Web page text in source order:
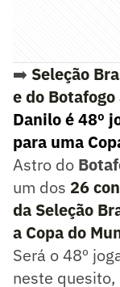
➡️ Seleção
e do
Danilo é 48º
para uma
Astro do
um dos 26
da Seleção
a Copa do
Será o 48º
neste